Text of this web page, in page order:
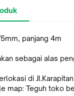
panjang 4m
sebagai alas
di
map: Teguh toko